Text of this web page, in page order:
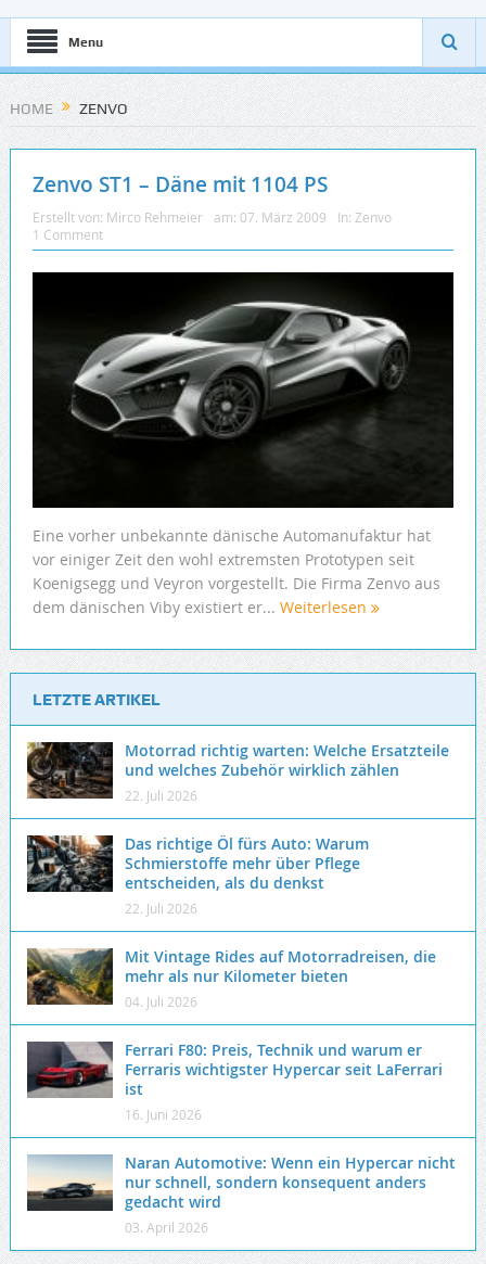
Menu
HOME ZENVO
Zenvo ST1 – Däne mit 1104 PS
Erstellt von: Mirco Rehmeier am: 07. März 2009 In: Zenvo
1 Comment
Eine vorher unbekannte dänische Automanufaktur hat
vor einiger Zeit den wohl extremsten Prototypen seit
Koenigsegg und Veyron vorgestellt. Die Firma Zenvo aus
dem dänischen Viby existiert er... Weiterlesen
LETZTE ARTIKEL
Motorrad richtig warten: Welche Ersatzteile
und welches Zubehör wirklich zählen
22. Juli 2026
Das richtige Öl fürs Auto: Warum
Schmierstoffe mehr über Pflege
entscheiden, als du denkst
22. Juli 2026
Mit Vintage Rides auf Motorradreisen, die
mehr als nur Kilometer bieten
04. Juli 2026
Ferrari F80: Preis, Technik und warum er
Ferraris wichtigster Hypercar seit LaFerrari
ist
16. Juni 2026
Naran Automotive: Wenn ein Hypercar nicht
nur schnell, sondern konsequent anders
gedacht wird
03. April 2026